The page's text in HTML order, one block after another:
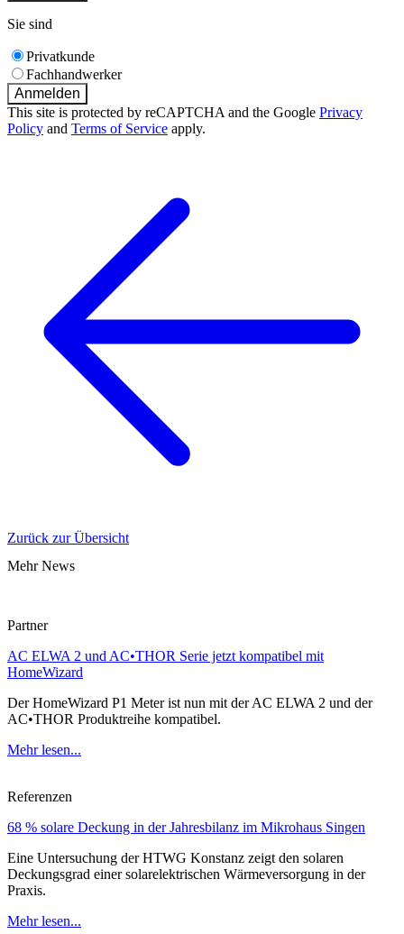
Sie sind
Privatkunde
Fachhandwerker
Anmelden
This site is protected by reCAPTCHA and the Google Privacy
Policy and Terms of Service apply.
Zurück zur Übersicht
Mehr News
Partner
AC ELWA 2 und AC•THOR Serie jetzt kompatibel mit
HomeWizard
Der HomeWizard P1 Meter ist nun mit der AC ELWA 2 und der
AC•THOR Produktreihe kompatibel.
Mehr lesen...
Referenzen
68 % solare Deckung in der Jahresbilanz im Mikrohaus Singen
Eine Untersuchung der HTWG Konstanz zeigt den solaren
Deckungsgrad einer solarelektrischen Wärmeversorgung in der
Praxis.
Mehr lesen...